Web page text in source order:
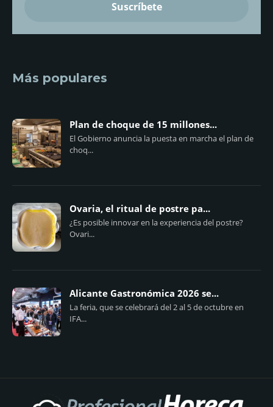
Más populares
Plan de choque de 15 millones...
El Gobierno anuncia la puesta en marcha el plan de
choq...
Ovaria, el ritual de postre pa...
¿Es posible innovar en la experiencia del postre?
Ovari...
Alicante Gastronómica 2026 se...
La feria, que se celebrará del 2 al 5 de octubre en
IFA...